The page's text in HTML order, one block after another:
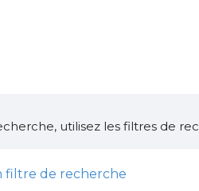
utilisez les filtres de
filtre de recherche